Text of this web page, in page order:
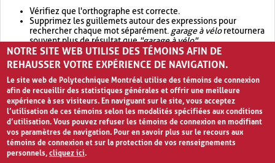
Vérifiez que l'orthographe est correcte.
Supprimez les guillemets autour des expressions pour
rechercher chaque mot séparément. garage à véloretournera
souvent plus de résultat que"garage à vélo".
Envisagez d'élargir votre recherche avec OR.garage OR vélo
retournera souvent plus de résultat quegarage à vélo
NOTRE SITE WEB UTILISE DES TÉMOINS AFIN DE
REHAUSSER VOTRE EXPÉRIENCE DE NAVIGATION.
Le site web de Polytechnique Montréal utilise des témoins de connexion
afin de recueillir des statistiques générales et offrir une meilleure
expérience à ses visiteurs. En naviguant sur le site, vous acceptez
l’utilisation de ces témoins selon les modalités spécifiées aux conditions
d’utilisation. Vous pouvez refuser les témoins de connexion en modifiant
vos paramètres de navigation. Pour en savoir plus sur le recours aux
témoins de connexion et sur la protection de vos renseignements
personnels,cliquez ici.